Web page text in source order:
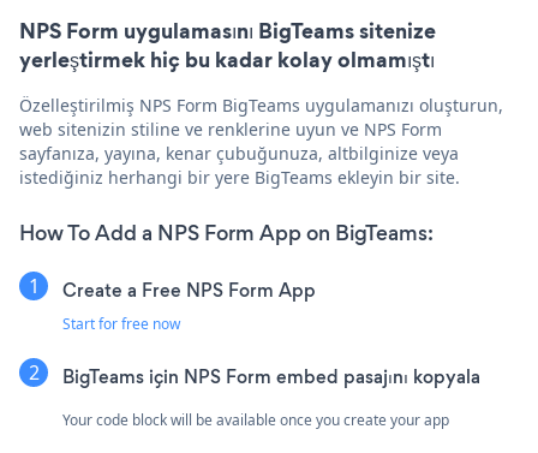
NPS Form uygulamasını BigTeams sitenize
yerleştirmek hiç bu kadar kolay olmamıştı
Özelleştirilmiş NPS Form BigTeams uygulamanızı oluşturun,
web sitenizin stiline ve renklerine uyun ve NPS Form
sayfanıza, yayına, kenar çubuğunuza, altbilginize veya
istediğiniz herhangi bir yere BigTeams ekleyin bir site.
How To Add a NPS Form App on BigTeams:
Create a Free NPS Form App
Start for free now
BigTeams için NPS Form embed pasajını kopyala
Your code block will be available once you create your app